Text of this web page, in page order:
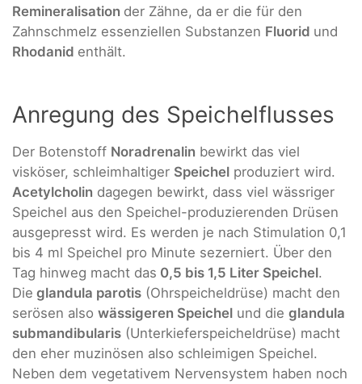
Remineralisation der Zähne, da er die für den
Zahnschmelz essenziellen Substanzen Fluorid und
Rhodanid enthält.
Anregung des Speichelflusses
Der Botenstoff Noradrenalin bewirkt das viel
visköser, schleimhaltiger Speichel produziert wird.
Acetylcholin dagegen bewirkt, dass viel wässriger
Speichel aus den Speichel-produzierenden Drüsen
ausgepresst wird. Es werden je nach Stimulation 0,1
bis 4 ml Speichel pro Minute sezerniert. Über den
Tag hinweg macht das 0,5 bis 1,5 Liter Speichel.
Die glandula parotis (Ohrspeicheldrüse) macht den
serösen also wässigeren Speichel und die glandula
submandibularis (Unterkieferspeicheldrüse) macht
den eher muzinösen also schleimigen Speichel.
Neben dem vegetativem Nervensystem haben noch